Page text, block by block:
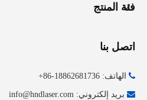
فئة المنتج
اتصل بنا
 الهاتف: 18862681736-86+
 بريد إلكتروني: info@hndlaser.com